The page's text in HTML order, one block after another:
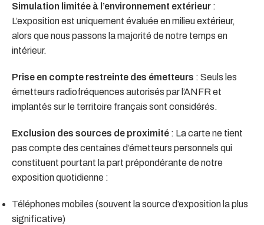
Simulation limitée à l’environnement extérieur :
L’exposition est uniquement évaluée en milieu extérieur,
alors que nous passons la majorité de notre temps en
intérieur.
Prise en compte restreinte des émetteurs : Seuls les
émetteurs radiofréquences autorisés par l’ANFR et
implantés sur le territoire français sont considérés.
Exclusion des sources de proximité : La carte ne tient
pas compte des centaines d’émetteurs personnels qui
constituent pourtant la part prépondérante de notre
exposition quotidienne :
Téléphones mobiles (souvent la source d’exposition la plus
significative)